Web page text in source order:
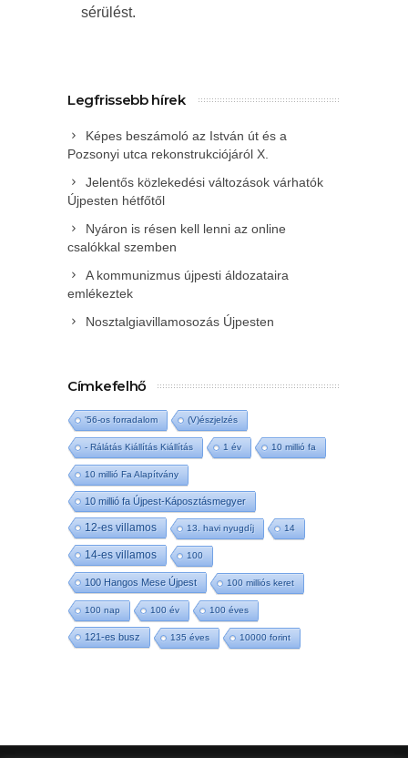
sérülést.
Legfrissebb hírek
Képes beszámoló az István út és a
Pozsonyi utca rekonstrukciójáról X.
Jelentős közlekedési változások várhatók
Újpesten hétfőtől
Nyáron is résen kell lenni az online
csalókkal szemben
A kommunizmus újpesti áldozataira
emlékeztek
Nosztalgiavillamosozás Újpesten
Címkefelhő
'56-os forradalom (V)észjelzés
- Rálátás Kiállítás Kiállítás 1 év 10 millió fa
10 millió Fa Alapítvány
10 millió fa Újpest-Káposztásmegyer
12-es villamos 13. havi nyugdíj 14
14-es villamos 100
100 Hangos Mese Újpest 100 milliós keret
100 nap 100 év 100 éves
121-es busz 135 éves 10000 forint